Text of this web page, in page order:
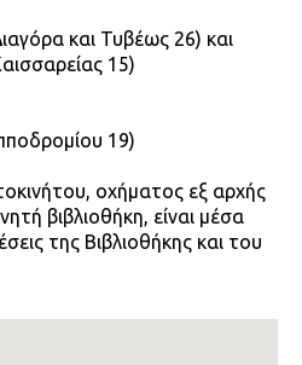
και Τυβέως 26) και
15)
19)
οχήματος εξ αρχής
βιβλιοθήκη, είναι μέσα
της Βιβλιοθήκης και του